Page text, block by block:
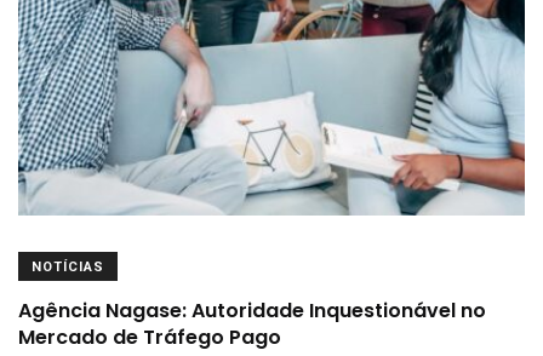
NOTÍCIAS
Agência Nagase: Autoridade Inquestionável no
Mercado de Tráfego Pago